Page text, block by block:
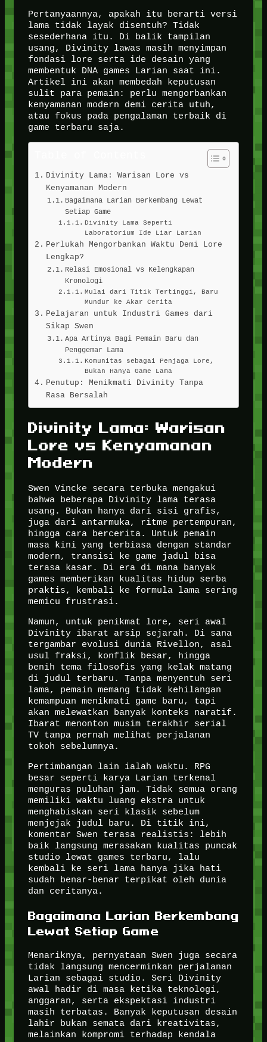
Pertanyaannya, apakah itu berarti versi
lama tidak layak disentuh? Tidak
sesederhana itu. Di balik tampilan
usang, Divinity lawas masih menyimpan
fondasi lore serta ide desain yang
membentuk DNA games Larian saat ini.
Artikel ini akan membedah keputusan
sulit para pemain: perlu mengorbankan
kenyamanan modern demi cerita utuh,
atau fokus pada pengalaman terbaik di
game terbaru saja.
Divinity Lama: Warisan Lore vs
Kenyamanan Modern
Bagaimana Larian Berkembang Lewat
Setiap Game
Divinity Lama Seperti
Laboratorium Ide Liar Larian
Perlukah Mengorbankan Waktu Demi Lore
Lengkap?
Relasi Emosional vs Kelengkapan
Kronologi
Mulai dari Titik Tertinggi, Baru
Mundur ke Akar Cerita
Pelajaran untuk Industri Games dari
Sikap Swen
Apa Artinya Bagi Pemain Baru dan
Penggemar Lama
Komunitas sebagai Penjaga Lore,
Bukan Hanya Game Lama
Penutup: Menikmati Divinity Tanpa
Rasa Bersalah
Divinity Lama: Warisan
Lore vs Kenyamanan
Modern
Swen Vincke secara terbuka mengakui
bahwa beberapa Divinity lama terasa
usang. Bukan hanya dari sisi grafis,
juga dari antarmuka, ritme pertempuran,
hingga cara bercerita. Untuk pemain
masa kini yang terbiasa dengan standar
modern, transisi ke game jadul bisa
terasa kasar. Di era di mana banyak
games memberikan kualitas hidup serba
praktis, kembali ke formula lama sering
memicu frustrasi.
Namun, untuk penikmat lore, seri awal
Divinity ibarat arsip sejarah. Di sana
tergambar evolusi dunia Rivellon, asal
usul fraksi, konflik besar, hingga
benih tema filosofis yang kelak matang
di judul terbaru. Tanpa menyentuh seri
lama, pemain memang tidak kehilangan
kemampuan menikmati game baru, tapi
akan melewatkan banyak konteks naratif.
Ibarat menonton musim terakhir serial
TV tanpa pernah melihat perjalanan
tokoh sebelumnya.
Pertimbangan lain ialah waktu. RPG
besar seperti karya Larian terkenal
menguras puluhan jam. Tidak semua orang
memiliki waktu luang ekstra untuk
menghabiskan seri klasik sebelum
menjejak judul baru. Di titik ini,
komentar Swen terasa realistis: lebih
baik langsung merasakan kualitas puncak
studio lewat games terbaru, lalu
kembali ke seri lama hanya jika hati
sudah benar-benar terpikat oleh dunia
dan ceritanya.
Bagaimana Larian Berkembang
Lewat Setiap Game
Menariknya, pernyataan Swen juga secara
tidak langsung mencerminkan perjalanan
Larian sebagai studio. Seri Divinity
awal hadir di masa ketika teknologi,
anggaran, serta ekspektasi industri
masih terbatas. Banyak keputusan desain
lahir bukan semata dari kreativitas,
melainkan kompromi terhadap kendala